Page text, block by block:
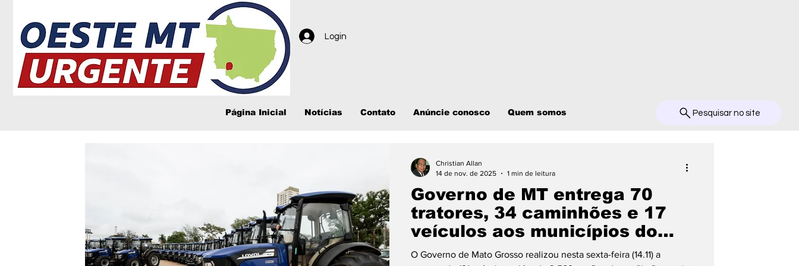
Login
Página Inicial Notícias Contato Anúncie conosco Quem somos Pesquisar no site
Governo de MT entrega 70
tratores, 34 caminhões e 17
veículos aos municípios do
estado
O Governo de Mato Grosso realizou nesta sexta-feira (14.11) a
Christian Allan
14 de nov. de 2025
1 min de leitura